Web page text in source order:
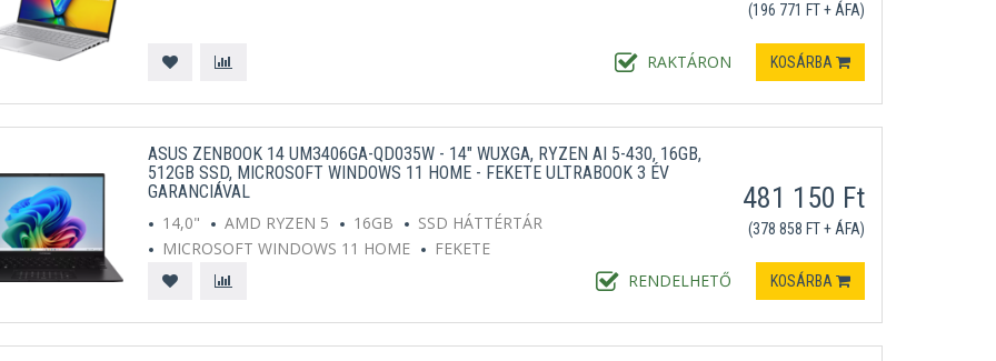
RAKTÁRON
(196 771 FT + ÁFA)
KOSÁRBA
ASUS ZENBOOK 14 UM3406GA-QD035W - 14" WUXGA, RYZEN AI 5-430, 16GB,
512GB SSD, MICROSOFT WINDOWS 11 HOME - FEKETE ULTRABOOK 3 ÉV
GARANCIÁVAL
14,0"
AMD RYZEN 5 16GB
SSD HÁTTÉRTÁR
MICROSOFT WINDOWS 11 HOME
FEKETE
RENDELHETŐ
481 150 Ft
(378 858 FT + ÁFA)
KOSÁRBA